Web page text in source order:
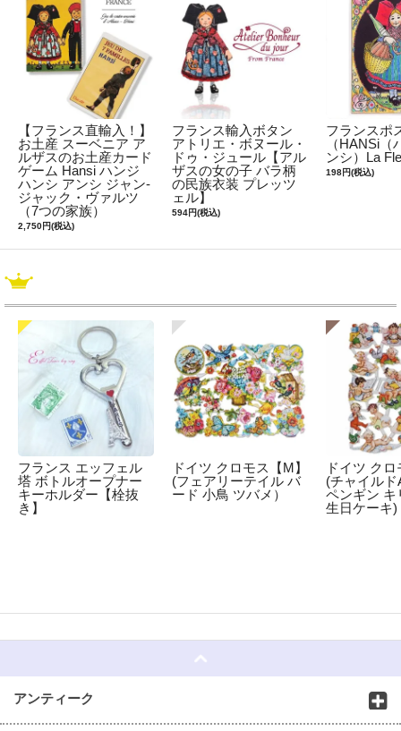
【フランス直輸入！】
お土産 スーベニア ア
ルザスのお土産カード
ゲーム Hansi ハンジ
ハンシ アンシ ジャン-
ジャック・ヴァルツ
（7つの家族）
2,750円(税込)
フランス輸入ボタン
アトリエ・ボヌール・
ドゥ・ジュール【アル
ザスの女の子 バラ柄
の民族衣装 プレッツ
ェル】
594円(税込)
フランスポ
（HANSi（
ンシ）La
198円(税込)
フランス エッフェル
塔 ボトルオープナー
キーホルダー【栓抜
き】
ドイツ クロモス【M】
(フェアリーテイル バ
ード 小鳥 ツバメ）
ドイツ ク
(チャイルド
ペンギン キ
生日ケーキ)
アンティーク